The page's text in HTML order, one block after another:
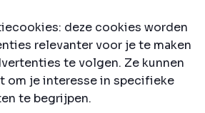
deze cookies worden
relevanter voor je te maken
te volgen. Ze kunnen
om je interesse in specifieke
te begrijpen.